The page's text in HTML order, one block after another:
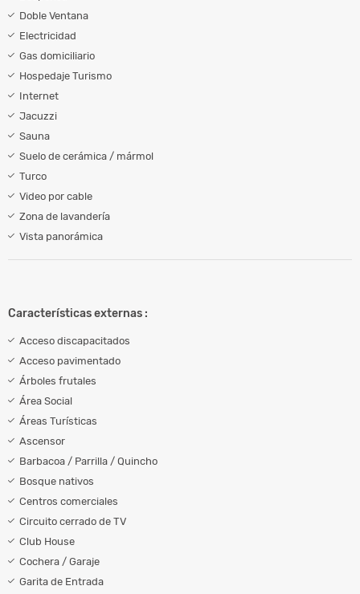
Doble Ventana
Electricidad
Gas domiciliario
Hospedaje Turismo
Internet
Jacuzzi
Sauna
Suelo de cerámica / mármol
Turco
Video por cable
Zona de lavandería
Vista panorámica
Características externas :
Acceso discapacitados
Acceso pavimentado
Árboles frutales
Área Social
Áreas Turísticas
Ascensor
Barbacoa / Parrilla / Quincho
Bosque nativos
Centros comerciales
Circuito cerrado de TV
Club House
Cochera / Garaje
Garita de Entrada